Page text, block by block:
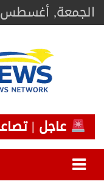
Skip
toالجمعة, أغسطس 7, 2026
BAZNEWS
شبكة بازعاجل |